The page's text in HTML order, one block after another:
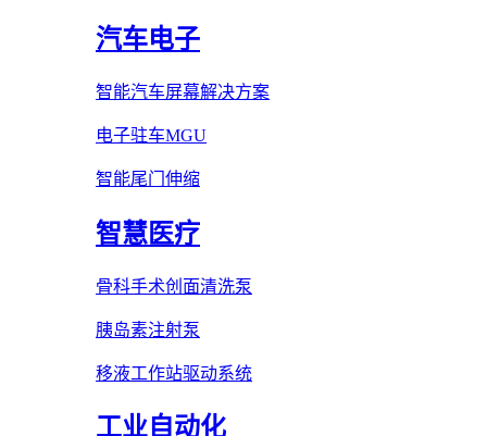
汽车电子
智能汽车屏幕解决方案
电子驻车MGU
智能尾门伸缩
智慧医疗
骨科手术创面清洗泵
胰岛素注射泵
移液工作站驱动系统
工业自动化